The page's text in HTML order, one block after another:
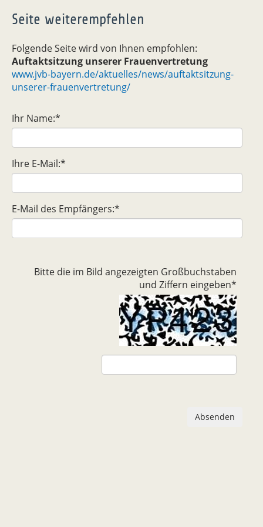
Seite weiterempfehlen
Folgende Seite wird von Ihnen empfohlen:
Auftaktsitzung unserer Frauenvertretung
www.jvb-bayern.de/aktuelles/news/auftaktsitzung-
unserer-frauenvertretung/
Ihr Name:*
Ihre E-Mail:*
E-Mail des Empfängers:*
Bitte die im Bild angezeigten Großbuchstaben
und Ziffern eingeben*
Absenden